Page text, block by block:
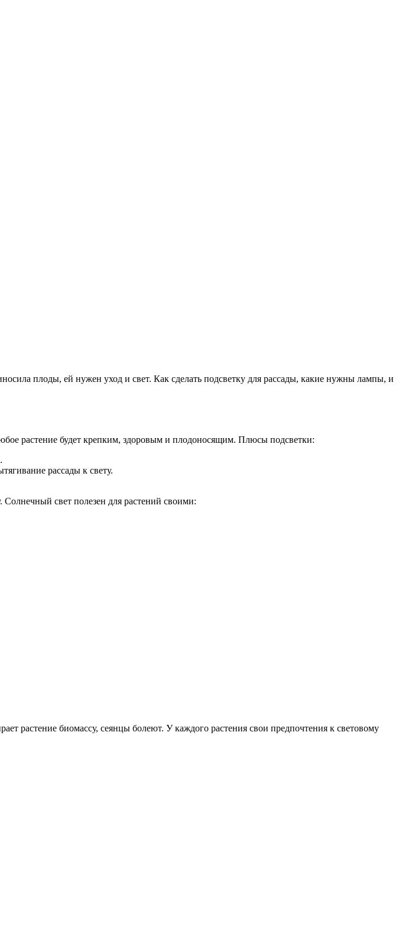
плоды, ей нужен уход и свет. Как сделать подсветку для рассады, какие нужны лампы, и
растение будет крепким, здоровым и плодоносящим. Плюсы подсветки:
рассады к свету.
свет полезен для растений своими:
растение биомассу, сеянцы болеют. У каждого растения свои предпочтения к световому